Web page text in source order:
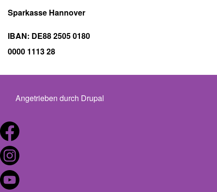
Sparkasse Hannover
IBAN: DE88 2505 0180
0000 1113 28
Angetrieben durch Drupal